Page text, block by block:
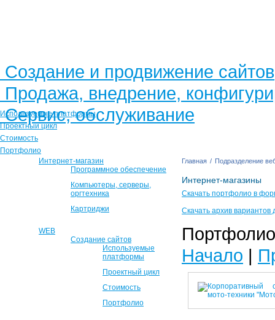
Создание и продвижение сайтов
Продажа, внедрение,
Сервис, обслуживание
Используемые платформы
Проектный цикл
Стоимость
Портфолио
Интернет-магазин
Программное обеспечение
Компьютеры, серверы,
оргтехника
Картриджи
WEB
Создание сайтов
Используемые
платформы
Проектный цикл
Стоимость
Портфолио
Главная / Подразделение
Интернет-магазины
Скачать портфолио в
Скачать архив вариантов
Начало |